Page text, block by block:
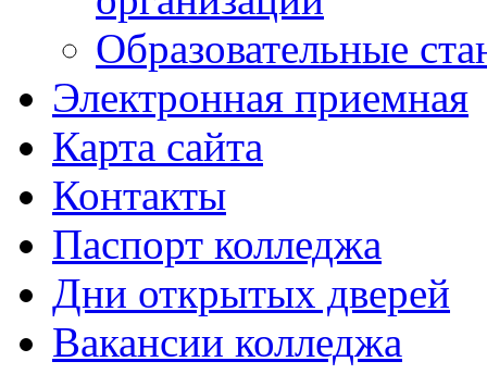
Образовательные
Электронная приемная
Карта сайта
Контакты
Паспорт колледжа
Дни открытых дверей
Вакансии колледжа